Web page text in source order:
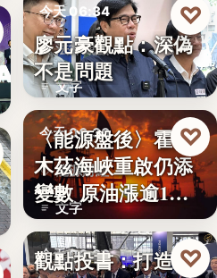
今天 06:34
法律觀點
文字
廖元豪觀點：深偽
不是問題
♡
今天 06:30
能源財經
文字
〈能源盤後〉霍爾
木茲海峽重啟仍添
變數 原油漲逾1%
但周…
♡
今天 06:30
觀點投書：打造會
♡